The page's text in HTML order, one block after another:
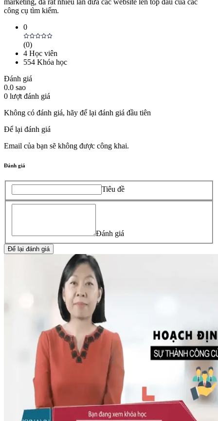
marketing, đã rất nhiều lần đưa các website lên top đầu của các
công cụ tìm kiếm.
0
(0)
4 Học viên
554 Khóa học
Đánh giá
0.0 sao
0 lượt đánh giá
Không có đánh giá, hãy để lại đánh giá đầu tiên
Để lại đánh giá
Email của bạn sẽ không được công khai.
Đánh giá
Tiêu đề
Đánh giá
Để lại đánh giá